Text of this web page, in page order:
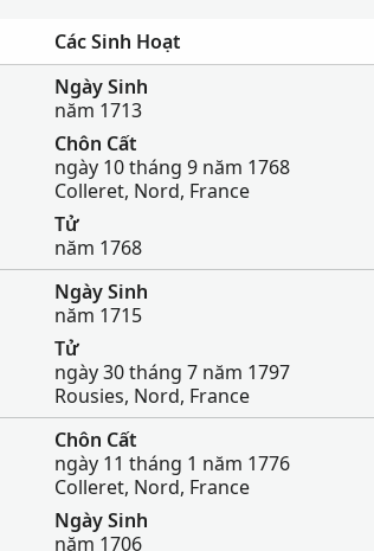
Các Sinh Hoạt
Ngày Sinh
năm 1713
Chôn Cất
ngày 10 tháng 9 năm 1768
Colleret, Nord, France
Tử
năm 1768
Ngày Sinh
năm 1715
Tử
ngày 30 tháng 7 năm 1797
Rousies, Nord, France
Chôn Cất
ngày 11 tháng 1 năm 1776
Colleret, Nord, France
Ngày Sinh
năm 1706